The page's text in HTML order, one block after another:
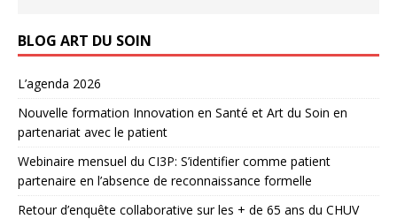
BLOG ART DU SOIN
L’agenda 2026
Nouvelle formation Innovation en Santé et Art du Soin en
partenariat avec le patient
Webinaire mensuel du CI3P: S’identifier comme patient
partenaire en l’absence de reconnaissance formelle
Retour d’enquête collaborative sur les + de 65 ans du CHUV